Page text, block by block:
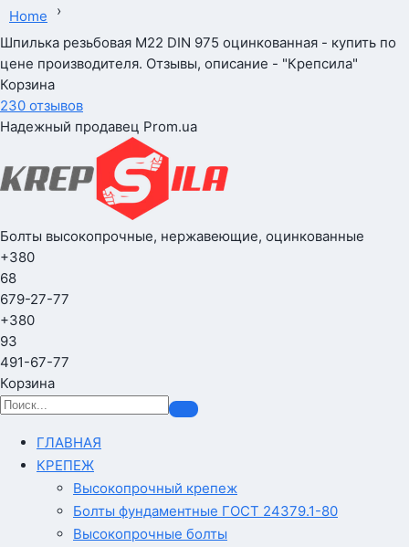
Home
›
Шпилька резьбовая М22 DIN 975 оцинкованная - купить по
цене производителя. Отзывы, описание - "Крепсила"
Корзина
230 отзывов
Надежный продавец Prom.ua
Болты высокопрочные, нержавеющие, оцинкованные
+380
68
679-27-77
+380
93
491-67-77
Корзина
ГЛАВНАЯ
КРЕПЕЖ
Высокопрочный крепеж
Болты фундаментные ГОСТ 24379.1-80
Высокопрочные болты